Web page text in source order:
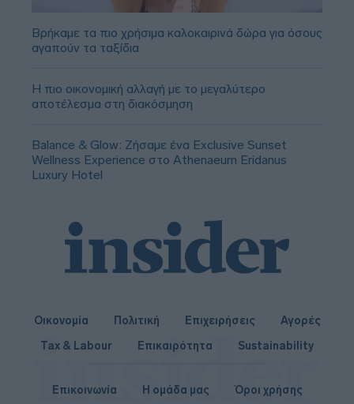
Βρήκαμε τα πιο χρήσιμα καλοκαιρινά δώρα για όσους
αγαπούν τα ταξίδια
Η πιο οικονομική αλλαγή με το μεγαλύτερο
αποτέλεσμα στη διακόσμηση
Balance & Glow: Ζήσαμε ένα Exclusive Sunset
Wellness Experience στο Athenaeum Eridanus
Luxury Hotel
Οικονομία Πολιτική Επιχειρήσεις
Αγορές
Tax & Labour
Επικαιρότητα Sustainability
Επικοινωνία Η ομάδα μας Όροι χρήσης